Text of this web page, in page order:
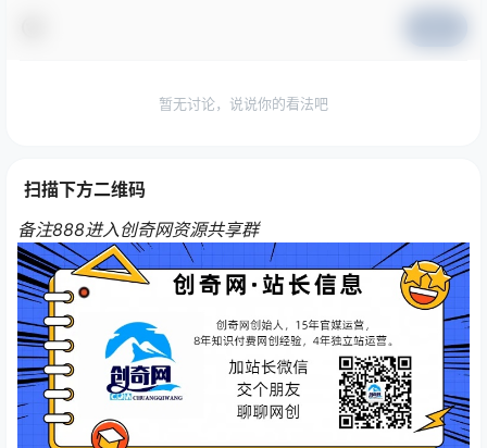
暂无讨论，说说你的看法吧
扫描下方二维码
备注888进入创奇网资源共享群